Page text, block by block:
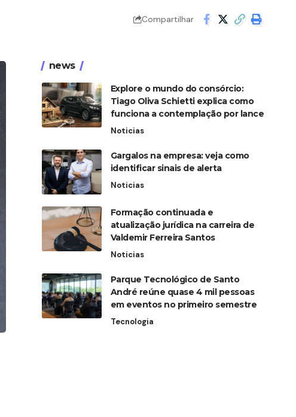
Compartilhar
news
Explore o mundo do consórcio:
Tiago Oliva Schietti explica como
funciona a contemplação por lance
Noticias
Gargalos na empresa: veja como
identificar sinais de alerta
Noticias
Formação continuada e
atualização jurídica na carreira de
Valdemir Ferreira Santos
Noticias
Parque Tecnológico de Santo
André reúne quase 4 mil pessoas
em eventos no primeiro semestre
Tecnologia